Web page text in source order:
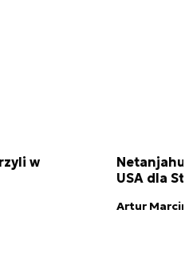
w
USA dla
Artur